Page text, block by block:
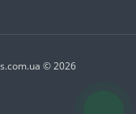
© 2026